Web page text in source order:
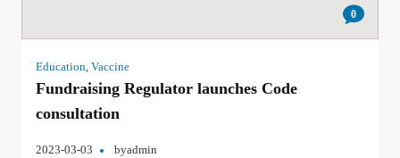
0
Education, Vaccine
Fundraising Regulator launches Code
consultation
2023-03-03 byadmin